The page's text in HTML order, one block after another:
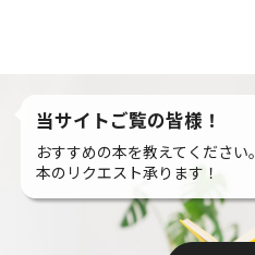
当サイトご覧の皆様！
おすすめの本を教えてください。
本のリクエスト承ります！